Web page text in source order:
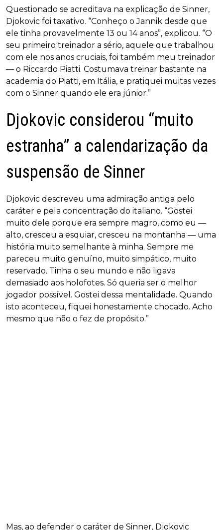
Questionado se acreditava na explicação de Sinner,
Djokovic foi taxativo. “Conheço o Jannik desde que
ele tinha provavelmente 13 ou 14 anos”, explicou. “O
seu primeiro treinador a sério, aquele que trabalhou
com ele nos anos cruciais, foi também meu treinador
— o Riccardo Piatti. Costumava treinar bastante na
academia do Piatti, em Itália, e pratiquei muitas vezes
com o Sinner quando ele era júnior.”
Djokovic considerou “muito
estranha” a calendarização da
suspensão de Sinner
Djokovic descreveu uma admiração antiga pelo
caráter e pela concentração do italiano. “Gostei
muito dele porque era sempre magro, como eu —
alto, cresceu a esquiar, cresceu na montanha — uma
história muito semelhante à minha. Sempre me
pareceu muito genuíno, muito simpático, muito
reservado. Tinha o seu mundo e não ligava
demasiado aos holofotes. Só queria ser o melhor
jogador possível. Gostei dessa mentalidade. Quando
isto aconteceu, fiquei honestamente chocado. Acho
mesmo que não o fez de propósito.”
Mas, ao defender o caráter de Sinner, Djokovic